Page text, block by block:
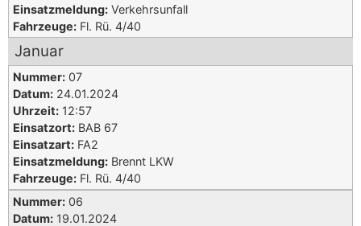
Einsatzmeldung: Verkehrsunfall
Fahrzeuge: Fl. Rü. 4/40
Januar
Nummer: 07
Datum: 24.01.2024
Uhrzeit: 12:57
Einsatzort: BAB 67
Einsatzart: FA2
Einsatzmeldung: Brennt LKW
Fahrzeuge: Fl. Rü. 4/40
Nummer: 06
Datum: 19.01.2024